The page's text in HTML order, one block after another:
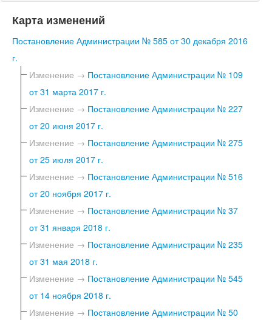
Карта изменений
Постановление Администрации № 585 от 30 декабря 2016
г.
Изменение → Постановление Администрации № 109
от 31 марта 2017 г.
Изменение → Постановление Администрации № 227
от 20 июня 2017 г.
Изменение → Постановление Администрации № 275
от 25 июля 2017 г.
Изменение → Постановление Администрации № 516
от 20 ноября 2017 г.
Изменение → Постановление Администрации № 37
от 31 января 2018 г.
Изменение → Постановление Администрации № 235
от 31 мая 2018 г.
Изменение → Постановление Администрации № 545
от 14 ноября 2018 г.
Изменение → Постановление Администрации № 50